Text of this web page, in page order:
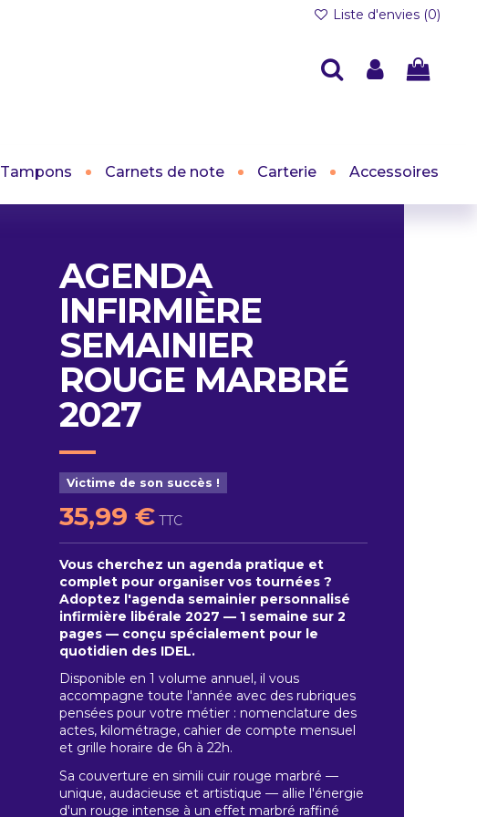
Liste d'envies (0)
Tampons Carnets de note Carterie Accessoires
AGENDA
INFIRMIÈRE
SEMAINIER
ROUGE MARBRÉ
2027
Victime de son succès !
35,99 € TTC
Vous cherchez un agenda pratique et
complet pour organiser vos tournées ?
Adoptez l'agenda semainier personnalisé
infirmière libérale 2027 — 1 semaine sur 2
pages — conçu spécialement pour le
quotidien des IDEL.
Disponible en 1 volume annuel, il vous
accompagne toute l'année avec des rubriques
pensées pour votre métier : nomenclature des
actes, kilométrage, cahier de compte mensuel
et grille horaire de 6h à 22h.
Sa couverture en simili cuir rouge marbré —
unique, audacieuse et artistique — allie l'énergie
d'un rouge intense à un effet marbré raffiné